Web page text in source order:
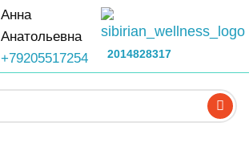
Анна
Анатольевна
+79205517254
2014828317